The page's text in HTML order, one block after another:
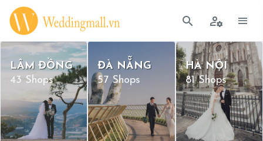
LÂM ĐỒNG
43 Shops
ĐÀ NẴNG
57 Shops
HÀ NỘI
81 Shops